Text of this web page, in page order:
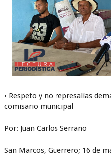
• Respeto y no represalias
comisario municipal
Por: Juan Carlos Serrano
San Marcos, Guerrero; 16 de